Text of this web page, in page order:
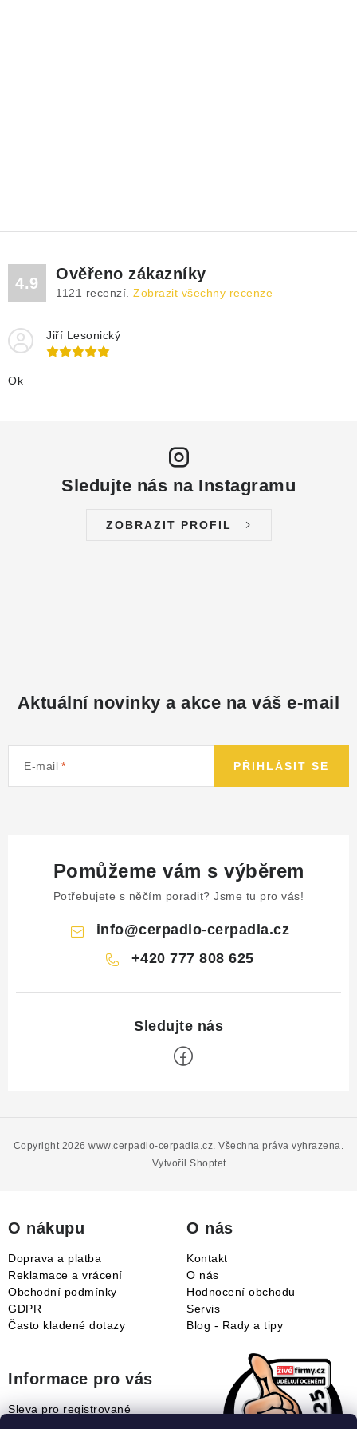
4.9
Ověřeno zákazníky
1121 recenzí. Zobrazit všechny recenze
Jiří Lesonický
Ok
Sledujte nás na Instagramu
ZOBRAZIT PROFIL
Aktuální novinky a akce na váš e-mail
E-mail PŘIHLÁSIT SE
Pomůžeme vám s výběrem
Potřebujete s něčím poradit? Jsme tu pro vás!
info@cerpadlo-cerpadla.cz
+420 777 808 625
Vytvořil Shoptet
Copyright 2026www.cerpadlo-cerpadla.cz. Všechna práva vyhrazena.
O nákupu
Doprava a platba
Reklamace a vrácení
Obchodní podmínky
GDPR
Často kladené dotazy
O nás
Kontakt
O nás
Hodnocení obchodu
Servis
Blog - Rady a tipy
Informace pro vás
Sleva pro registrované